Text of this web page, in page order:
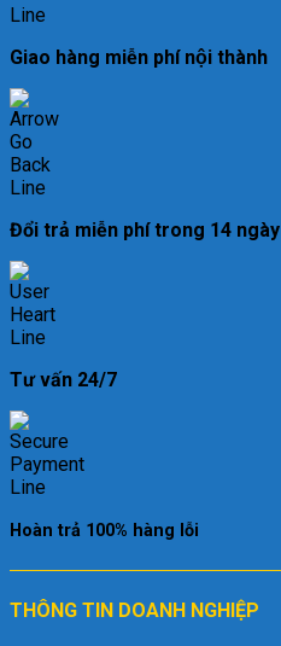
Giao hàng miễn phí nội thành
Đổi trả miễn phí trong 14 ngày
Tư vấn 24/7
Hoàn trả 100% hàng lỗi
THÔNG TIN DOANH NGHIỆP